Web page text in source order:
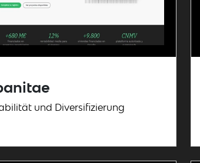
und Diversifizierung